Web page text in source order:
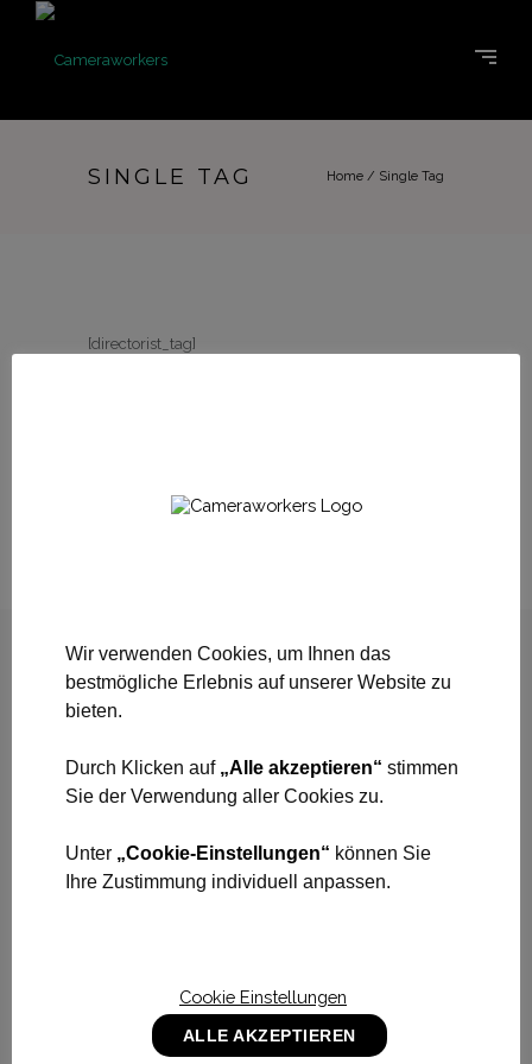
SINGLE TAG Home / Single Tag
[directorist_tag]
CAMERAWORKERS
Öffnungszeiten:Mo-Fr. 7-16h
info@cameraworkers.com
Wir verwenden Cookies, um Ihnen das
bestmögliche Erlebnis auf unserer Website zu
bieten.
Durch Klicken auf „Alle akzeptieren“ stimmen
Sie der Verwendung aller Cookies zu.
Unter „Cookie-Einstellungen“ können Sie
Ihre Zustimmung individuell anpassen.
Cookie Einstellungen
ALLE AKZEPTIEREN